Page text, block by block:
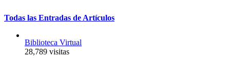
Todas las Entradas de Artículos
Biblioteca Virtual
28,789 visitas